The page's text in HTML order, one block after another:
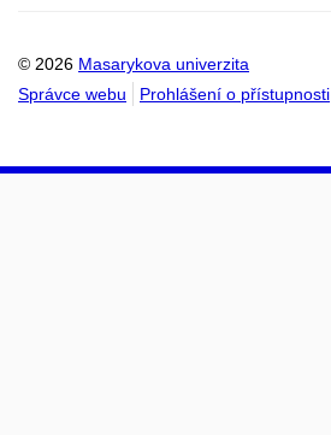
© 2026 Masarykova univerzita
Správce webu
Prohlášení o přístupnosti